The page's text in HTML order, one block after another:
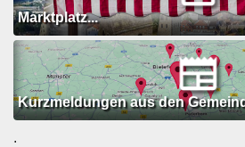
Marktplatz...
Kurzmeldungen aus den
.